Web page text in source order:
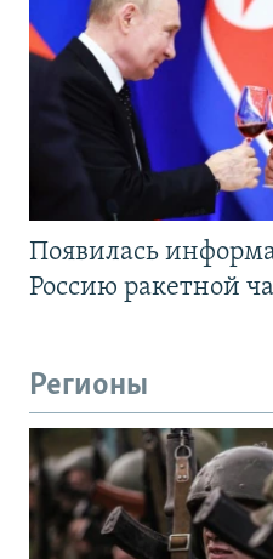
Появилась
Россию ракетной
Регионы